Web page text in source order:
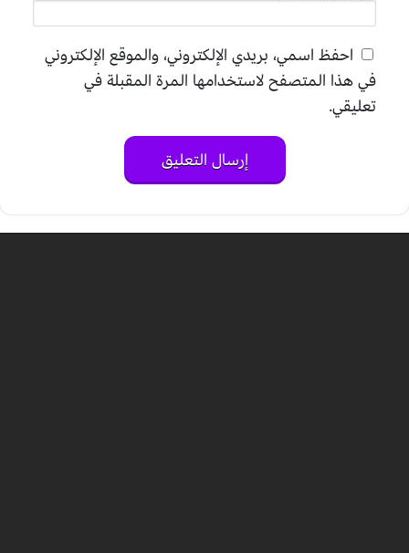
احفظ اسمي، بريدي الإلكتروني، والموقع الإلكتروني
في هذا المتصفح لاستخدامها المرة المقبلة في
تعليقي.